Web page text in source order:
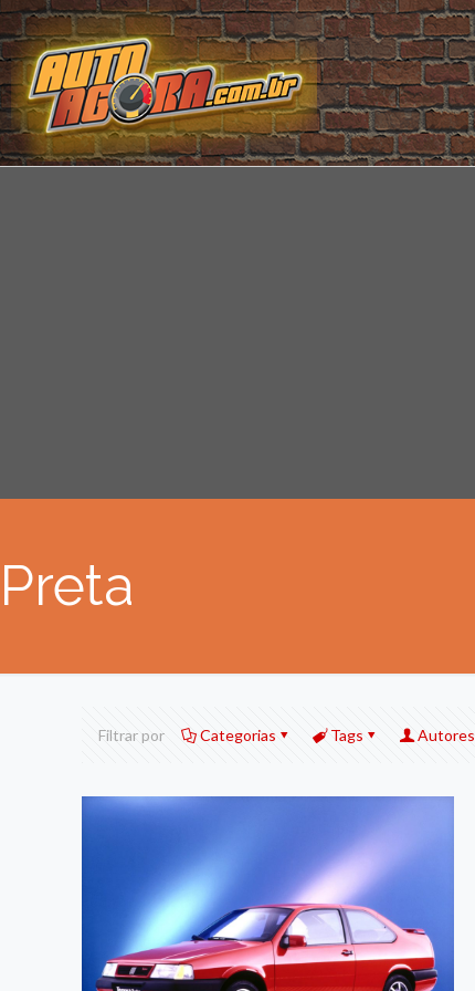
Preta
Filtrar por Categorias Tags Autores